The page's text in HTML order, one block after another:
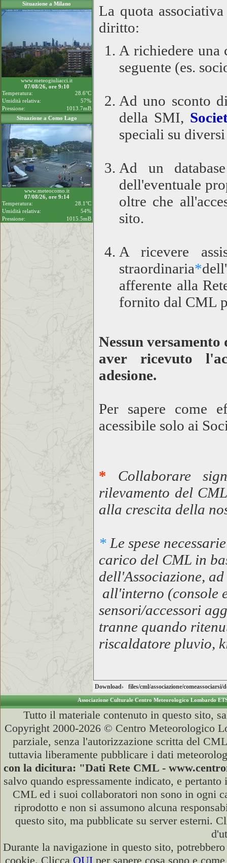
Situazione a Milano
www.meteogiuliacci.it
07/08/26, ore 9:10
Temperatura:
28.6°C
Umidità relativa:
57%
Pressione:
1013.7mB
Situazione a Como Lago
www.meteocomo.it
07/08/26, ore 9:14
Temperatura:
28.1°C
Umidità relativa:
54%
Pressione:
1015.5mB
La quota
diritto:
A richiedere una
seguente (es.
Ad uno sconto
della SMI,
speciali su
Ad un
dell'eventuale
oltre che
sito.
A ricevere
straordinaria*
afferente alla
fornito dal CML
Nessun
aver ricevuto
adesione.
Per sapere come
acessibile solo ai
* Collaborare
rilevamento del
alla crescita della
* Le spese
carico del CML in
dell'Associazione,
all'interno (console
sensori/accessori
tranne quando
riscaldatore pluvio,
Download› files/cml/associazione/
Associazione Culturale Centro Meteorologico Lombardo
Tutto il materiale contenuto in questo sito,
Copyright 2000-2026 © Centro Meteorologico
parziale, senza l'autorizzazione scritta del
tuttavia liberamente pubblicare i dati
con la dicitura: "Dati Rete CML -
salvo quando espressamente indicato, e
CML ed i suoi collaboratori non sono in ogni
riprodotto e non si assumono alcuna
questo sito, ma pubblicate su server esterni.
Durante la navigazione in questo sito,
cookie. Clicca QUI per sapere cosa sono e